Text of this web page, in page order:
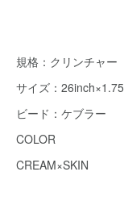
規格：クリンチャー
サイズ：26inch×1.75
ビード：ケブラー
COLOR
CREAM×SKIN